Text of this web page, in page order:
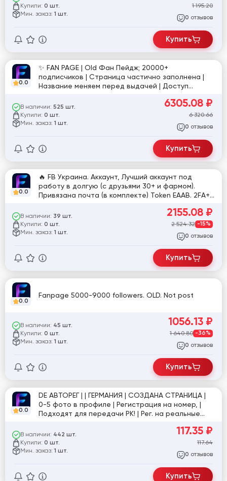
Купили: 0 шт.
Мин. заказ: 1 шт.
1 195.20
0 отзывов
Купить
0.0
✨ FAN PAGE | Old Фан Пейдж; 20000+
подписчиков | Страница частично заполнена |
Название меняем перед выдачей | Доступ
В наличии: 525 шт.
Купили: 0 шт.
Мин. заказ: 1 шт.
6305.08 ₽
6 320.66
0 отзывов
Купить
0.0
🔥 FB Украина. Аккаунт, Лучший аккаунт под
работу в долгую (с друзьями 30+ и фармом).
Привязана почта (в комплекте) Token EAAB. 2FA+,
В наличии: 39 шт.
Купили: 0 шт.
Мин. заказ: 1 шт.
2155.08 ₽
2 524.32 -15%
0 отзывов
Купить
0.0
Fanpage 5000-9000 followers. OLD. Not post
В наличии: 45 шт.
Купили: 0 шт.
Мин. заказ: 1 шт.
1056.13 ₽
1 640.80 -36%
0 отзывов
Купить
0.0
DE АВТОРЕГ | | ГЕРМАНИЯ | СОЗДАНА СТРАНИЦА |
0-5 фото в профиле | Регистрация на номер, |
Подходят для передачи РК! | Рег. на реальные
(работать через куки), друзей 0-5, Useragent,
JSON-куки. №Caes [856788]
В наличии: 442 шт.
Купили: 0 шт.
Мин. заказ: 1 шт.
117.35 ₽
117.64
0 отзывов
Купить